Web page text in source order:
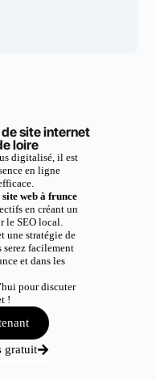
site internet
loire
digitalisé, il est
en ligne
web à frunce
en créant un
le SEO local.
une stratégie de
serez facilement
et dans les
pour discuter
!
gratuit